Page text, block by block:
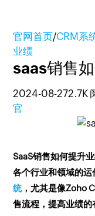
官网首页/CRM系
业绩
saas销售
2024-08-272.7K
官
SaaS销售如何提升
各个行业和领域的运
统，尤其是像Zoho
售流程，提高业绩的